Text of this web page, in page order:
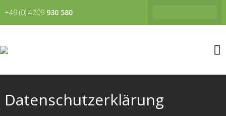
+49 (0) 4209 930 580
Datenschutzerklärung